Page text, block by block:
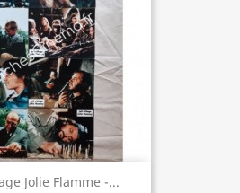
Jolie Flamme -...